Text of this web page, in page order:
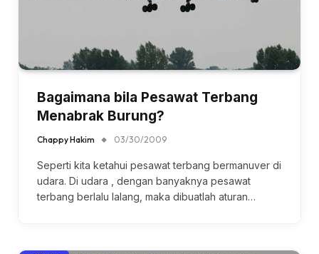
Bagaimana bila Pesawat Terbang
Menabrak Burung?
Chappy Hakim 03/30/2009
Seperti kita ketahui pesawat terbang bermanuver di
udara. Di udara , dengan banyaknya pesawat
terbang berlalu lalang, maka dibuatlah aturan…